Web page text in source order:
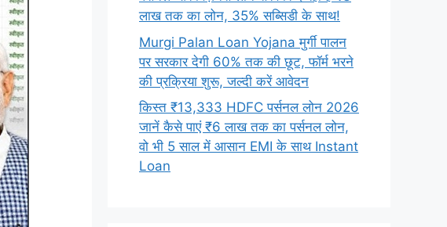
लाख तक का लोन, 35% सब्सिडी के साथ!
Murgi Palan Loan Yojana मुर्गी पालन
पर सरकार देगी 60% तक की छूट, फॉर्म भरने
की प्रक्रिया शुरू, जल्दी करें आवेदन
किस्त ₹13,333 HDFC पर्सनल लोन 2026
जानें कैसे पाएं ₹6 लाख तक का पर्सनल लोन,
वो भी 5 साल में आसान EMI के साथ Instant
Loan